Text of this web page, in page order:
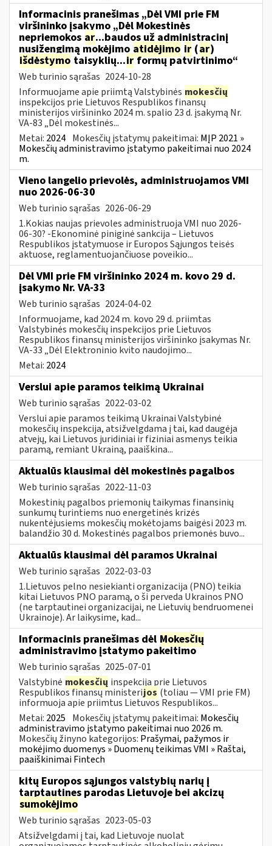
Informacinis pranešimas „Dėl VMI prie FM
viršininko įsakymo „Dėl Mokestinės
nepriemokos ar...baudos už administracinį
nusižengimą mokėjimo atidėjimo ir (ar)
išdėstymo taisyklių...irformų patvirtinimo“
Web turinio sąrašas 2024-10-28
Informuojame apie priimtą Valstybinės mokesčių
inspekcijos prie Lietuvos Respublikos finansų
ministerijos viršininko 2024 m. spalio 23 d. įsakymą Nr.
VA-83 „Dėl mokestinės...
Metai: 2024 Mokesčių įstatymų pakeitimai: MĮP 2021 »
Mokesčių administravimo įstatymo pakeitimai nuo 2024
m.
Vieno langelio prievolės, administruojamos VMI
nuo 2026-06-30
Web turinio sąrašas 2026-06-29
1.Kokias naujas prievoles administruoja VMI nuo 2026-
06-30? -Ekonominė piniginė sankcija – Lietuvos
Respublikos įstatymuose ir Europos Sąjungos teisės
aktuose, reglamentuojančiuose poveikio...
Dėl VMI prie FM viršininko 2024 m. kovo 29 d.
įsakymo Nr. VA-33
Web turinio sąrašas 2024-04-02
Informuojame, kad 2024 m. kovo 29 d. priimtas
Valstybinės mokesčių inspekcijos prie Lietuvos
Respublikos finansų ministerijos viršininko įsakymas Nr.
VA-33 „Dėl Elektroninio kvito naudojimo...
Metai: 2024
Verslui apie paramos teikimą Ukrainai
Web turinio sąrašas 2022-03-02
Verslui apie paramos teikimą Ukrainai Valstybinė
mokesčių inspekcija, atsižvelgdama į tai, kad daugėja
atvejų, kai Lietuvos juridiniai ir fiziniai asmenys teikia
paramą, remiant Ukrainą, paaiškina...
Aktualūs klausimai dėl mokestinės pagalbos
Web turinio sąrašas 2022-11-03
Mokestinių pagalbos priemonių taikymas finansinių
sunkumų turintiems nuo energetinės krizės
nukentėjusiems mokesčių mokėtojams baigėsi 2023 m.
balandžio 30 d. Mokestinės pagalbos priemonės buvo...
Aktualūs klausimai dėl paramos Ukrainai
Web turinio sąrašas 2022-03-03
1.Lietuvos pelno nesiekianti organizacija (PNO) teikia
kitai Lietuvos PNO paramą, o ši perveda Ukrainos PNO
(ne tarptautinei organizacijai, ne Lietuvių bendruomenei
Ukrainoje). Ar laikysime, kad...
Informacinis pranešimas dėl Mokesčių
administravimo įstatymo pakeitimo
Web turinio sąrašas 2025-07-01
Valstybinė mokesčių inspekcija prie Lietuvos
Respublikos finansų ministerijos (toliau — VMI prie FM)
informuoja apie priimtus Lietuvos Respublikos...
Metai: 2025 Mokesčių įstatymų pakeitimai: Mokesčių
administravimo įstatymo pakeitimai nuo 2026 m.
Mokesčių žinyno kategorijos: Prašymai, pažymos ir
mokėjimo duomenys » Duomenų teikimas VMI » Raštai,
paaiškinimai Fintech
kitų Europos sąjungos valstybių narių į
tarptautines parodas Lietuvoje bei akcizų
sumokėjimo
Web turinio sąrašas 2023-05-03
Atsižvelgdami į tai, kad Lietuvoje nuolat